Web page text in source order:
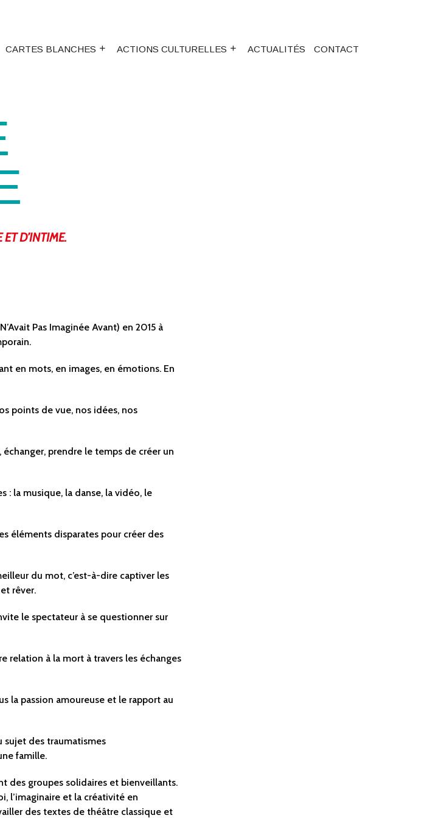
CARTES BLANCHES ACTIONS CULTURELLES ACTUALITÉS CONTACT
D’INTIME.
Pas Imaginée Avant) en 2015 à
en mots, en images, en émotions. En
points de vue, nos idées, nos
échanger, prendre le temps de créer un
: la musique, la danse, la vidéo, le
éléments disparates pour créer des
du mot, c’est-à-dire captiver les
rêver.
le spectateur à se questionner sur
à la mort à travers les échanges
la passion amoureuse et le rapport au
sujet des traumatismes
famille.
des groupes solidaires et bienveillants.
l’imaginaire et la créativité en
des textes de théâtre classique et